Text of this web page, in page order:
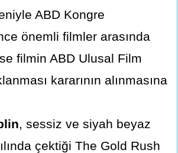
ABD Kongre
önemli filmler arasında
filmin ABD Ulusal Film
kararının alınmasına
, sessiz ve siyah beyaz
çektiği The Gold Rush